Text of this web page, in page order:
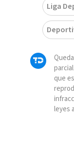
Liga
que
leyes